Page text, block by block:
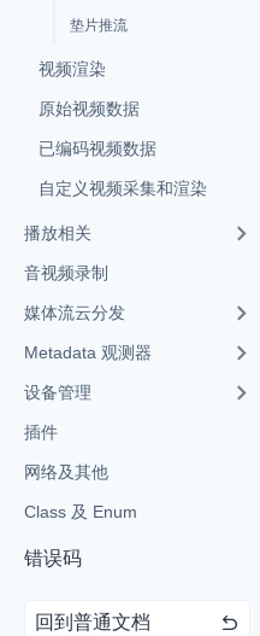
垫片推流
视频渲染
原始视频数据
已编码视频数据
自定义视频采集和渲染
播放相关
音视频录制
媒体流云分发
Metadata 观测器
设备管理
插件
网络及其他
Class 及 Enum
错误码
回到普通文档